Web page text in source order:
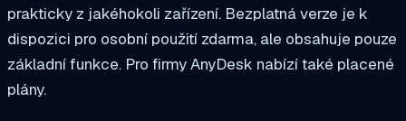
prakticky z jakéhokoli zařízení. Bezplatná verze je k
dispozici pro osobní použití zdarma, ale obsahuje pouze
základní funkce. Pro firmy AnyDesk nabízí také placené
plány.